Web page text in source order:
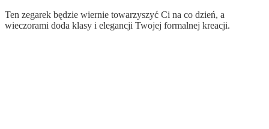
Ten zegarek będzie wiernie towarzyszyć Ci na co dzień, a
wieczorami doda klasy i elegancji Twojej formalnej kreacji.